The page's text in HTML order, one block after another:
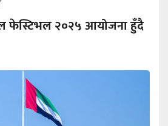
फेस्टिभल २०२५ आयोजना हुँदै